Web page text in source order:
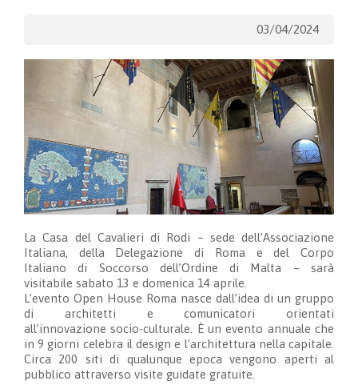
03/04/2024
La Casa del Cavalieri di Rodi – sede dell’Associazione
Italiana, della Delegazione di Roma e del Corpo
Italiano
di Soccorso dell’Ordine di Malta –sarà
visitabile sabato 13 e domenica 14 aprile.
L’evento Open House Roma nasce dall’idea di un gruppo
di architetti e comunicatori orientati
all’innovazionesocio-culturale . È un evento annuale che
in 9 giorni celebra il design e l’architettura nella capitale.
Circa 200 siti di qualunque epoca vengono aperti al
pubblico attraverso visite guidate gratuite.